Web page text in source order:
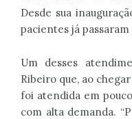
Desde sua
pacientes já
Um desses
Ribeiro que, ao
foi atendida em
com alta demanda.